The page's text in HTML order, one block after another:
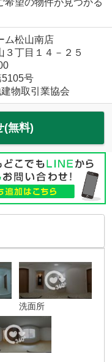
希望の物件が見つかる
ム松山南店
３丁目１４－２５
号
物取引業協会
(無料)
洗面所